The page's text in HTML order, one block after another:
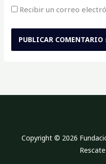
Recibir un correo
Copyright © 2026
Rescate